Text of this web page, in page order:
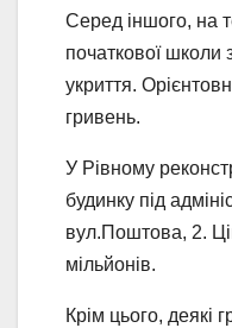
Серед іншого, на
початкової школи
укриття.
гривень.
У Рівному
будинку під
вул.Поштова, 2.
мільйонів.
Крім цього, деякі